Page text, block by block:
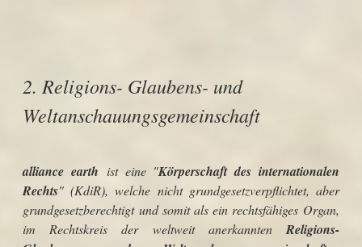
2. Religions- Glaubens- und
Weltanschauungsgemeinschaft
alliance earth ist eine "Körperschaft des internationalen
Rechts" (KdiR), welche nicht grundgesetzverpflichtet, aber
grundgesetzberechtigt und somit als ein rechtsfähiges Organ,
im Rechtskreis der weltweit anerkannten Religions-